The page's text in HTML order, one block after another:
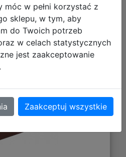
móc w pełni korzystać z
sklepu, w tym, aby
do Twoich potrzeb
w celach statystycznych
jest zaakceptowanie
Zaakceptuj wszystkie